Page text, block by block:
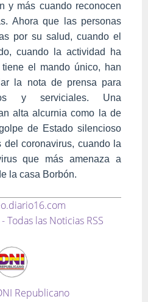
y más cuando reconocen
Ahora que las personas
por su salud, cuando el
cuando la actividad ha
el mando único, han
la nota de prensa para
y serviciales. Una
alta alcurnia como la de
de Estado silencioso
del coronavirus, cuando la
que más amenaza a
la casa Borbón.
Todas las Noticias RSS
Republicano